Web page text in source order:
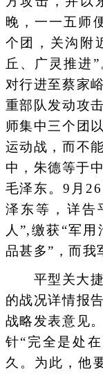
晚，一一五师
个团，关沟附
丘、广灵推进
对行进至蔡家
重部队发动攻
师集中三个团
运动战，而不
中，朱德等于
毛泽东。9月
泽东等，详告
人”,缴获“军
品甚多”，而我
平型关大捷
的战况详情报
战略发表意见
针“完全是处
久。为此，他